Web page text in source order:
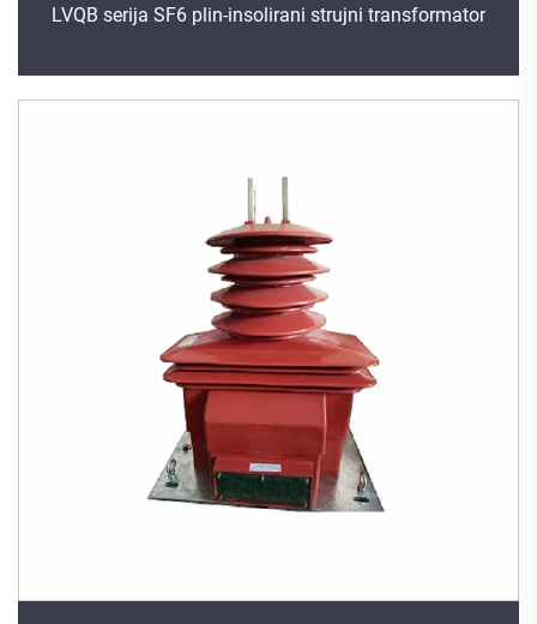
LVQB serija SF6 plin-insolirani strujni transformator